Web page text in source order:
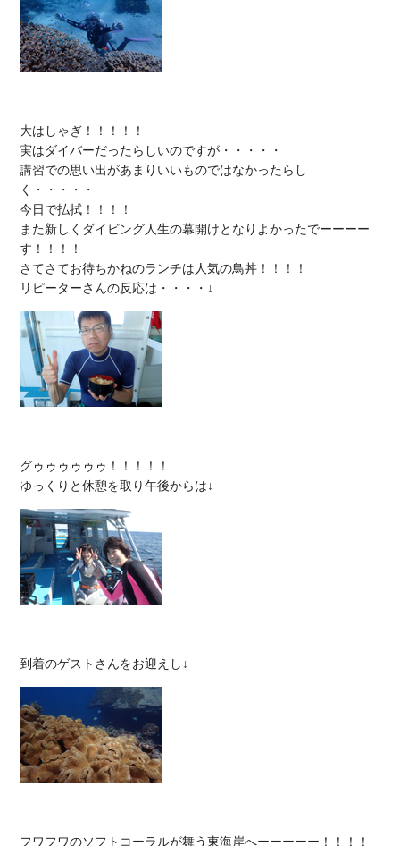
大はしゃぎ！！！！！
実はダイバーだったらしいのですが・・・・・
講習での思い出があまりいいものではなかったらし
く・・・・・
今日で払拭！！！！
また新しくダイビング人生の幕開けとなりよかったでーーーー
す！！！！
さてさてお待ちかねのランチは人気の鳥丼！！！！
グゥゥゥゥゥゥ！！！！！
フワフワのソフトコーラルが舞う東海岸へーーーーー！！！！